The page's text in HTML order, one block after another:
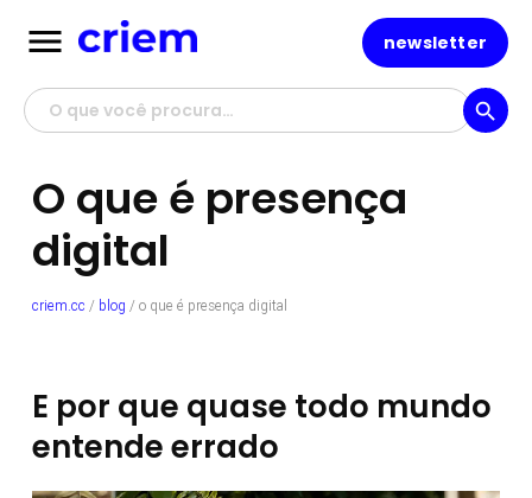
newsletter
search
menu
O que é presença
digital
criem.cc / blog / o que é presença digital
E por que quase todo mundo
entende errado